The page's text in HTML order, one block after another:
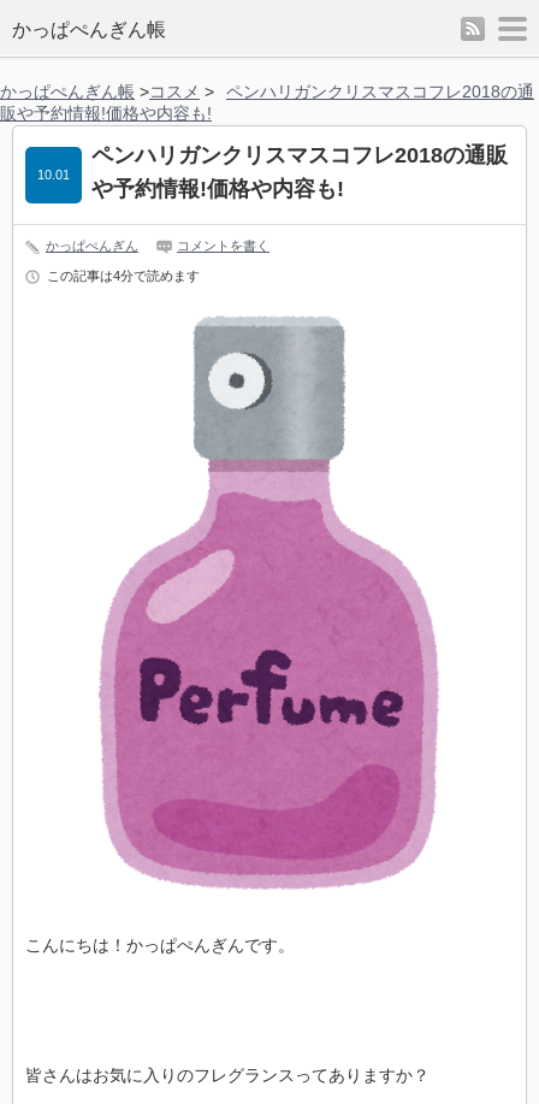
かっぱぺんぎん帳 rss
かっぱぺんぎん帳 >コスメ >
ペンハリガンクリスマスコフレ2018の通
販や予約情報!価格や内容も!
ペンハリガンクリスマスコフレ2018の通販
や予約情報!価格や内容も!
10.01
かっぱぺんぎん コメントを書く
この記事は4分で読めます
こんにちは！かっぱぺんぎんです。
皆さんはお気に入りのフレグランスってありますか？